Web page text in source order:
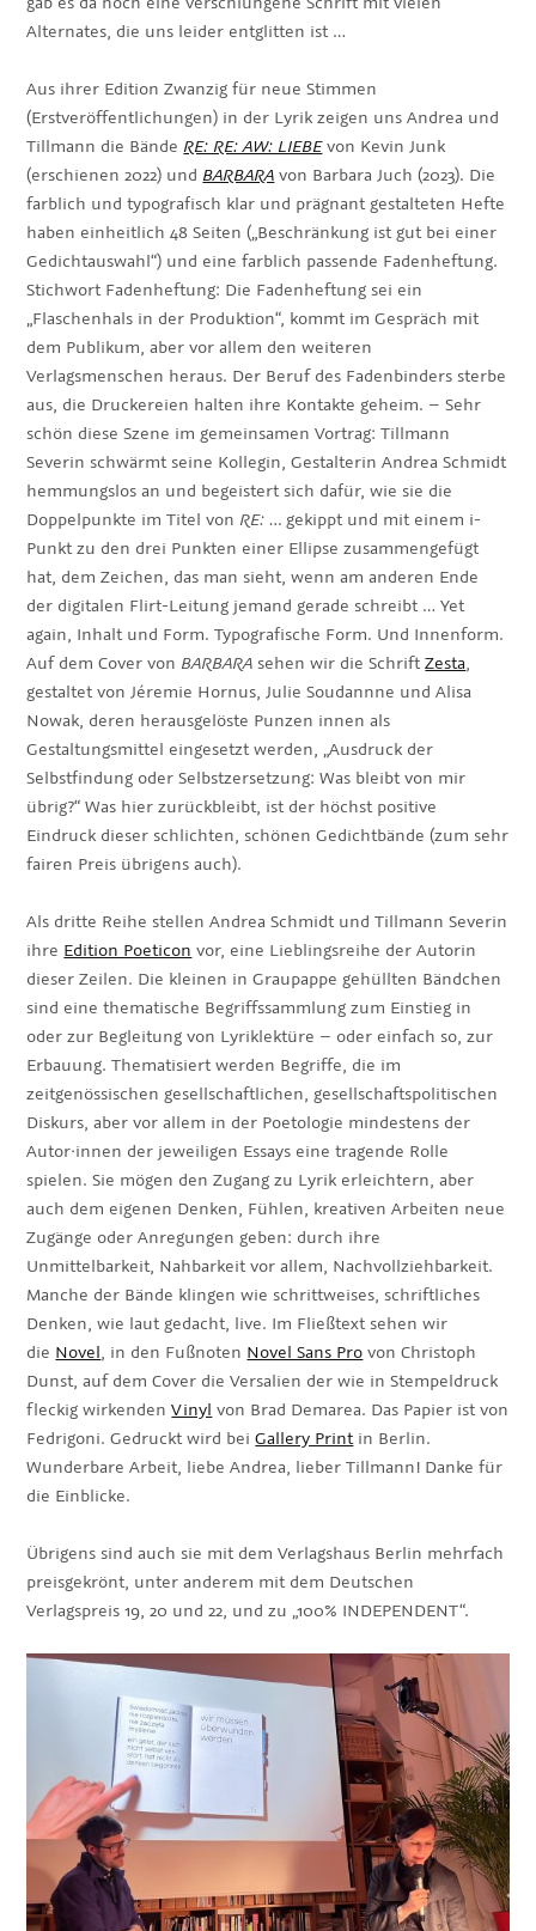
Alternates, die uns leider entglitten ist …
Aus ihrer Edition Zwanzig für neue Stimmen
(Erstveröffentlichungen) in der Lyrik zeigen uns Andrea und
Tillmann die Bände RE: RE: AW: LIEBEvon Kevin Junk
(erschienen 2022) und BARBARA von Barbara Juch (2023). Die
farblich und typografisch klar und prägnant gestalteten Hefte
haben einheitlich 48 Seiten („Beschränkung ist gut bei einer
Gedichtauswahl“) und eine farblich passende Fadenheftung.
Stichwort Fadenheftung: Die Fadenheftung sei ein
„Flaschenhals in der Produktion“, kommt im Gespräch mit
dem Publikum, aber vor allem den weiteren
Verlagsmenschen heraus. Der Beruf des Fadenbinders sterbe
aus, die Druckereien halten ihre Kontakte geheim. – Sehr
schön diese Szene im gemeinsamen Vortrag: Tillmann
Severin schwärmt seine Kollegin, Gestalterin Andrea Schmidt
hemmungslos an und begeistert sich dafür, wie sie die
Doppelpunkte im Titel von RE: … gekippt und mit einem i-
Punkt zu den drei Punkten einer Ellipse zusammengefügt
hat, dem Zeichen, das man sieht, wenn am anderen Ende
der digitalen Flirt-Leitung jemand gerade schreibt … Yet
again, Inhalt und Form. Typografische Form. Und Innenform.
Auf dem Cover von BARBARA sehen wir die SchriftZesta,
gestaltet von Jéremie Hornus, Julie Soudannne und Alisa
Nowak, deren herausgelöste Punzen innen als
Gestaltungsmittel eingesetzt werden, „Ausdruck der
Selbstfindung oder Selbstzersetzung: Was bleibt von mir
übrig?“ Was hier zurückbleibt, ist der höchst positive
Eindruck dieser schlichten, schönen Gedichtbände (zum sehr
fairen Preis übrigens auch).
Als dritte Reihe stellen Andrea Schmidt und Tillmann Severin
ihre Edition Poeticon vor, eine Lieblingsreihe der Autorin
dieser Zeilen. Die kleinen in Graupappe gehüllten Bändchen
sind eine thematische Begriffssammlung zum Einstieg in
oder zur Begleitung von Lyriklektüre – oder einfach so, zur
Erbauung. Thematisiert werden Begriffe, die im
zeitgenössischen gesellschaftlichen, gesellschaftspolitischen
Diskurs, aber vor allem in der Poetologie mindestens der
Autor·innen der jeweiligen Essays eine tragende Rolle
spielen. Sie mögen den Zugang zu Lyrik erleichtern, aber
auch dem eigenen Denken, Fühlen, kreativen Arbeiten neue
Zugänge oder Anregungen geben: durch ihre
Unmittelbarkeit, Nahbarkeit vor allem, Nachvollziehbarkeit.
Manche der Bände klingen wie schrittweises, schriftliches
Denken, wie laut gedacht, live. Im Fließtext sehen wir
die Novel, in den Fußnoten Novel Sans Pro von Christoph
Dunst, auf dem Cover die Versalien der wie in Stempeldruck
fleckig wirkendenVinyl von Brad Demarea. Das Papier ist von
Fedrigoni. Gedruckt wird beiGallery Printin Berlin.
Wunderbare Arbeit, liebe Andrea, lieber Tillmann! Danke für
die Einblicke.
Übrigens sind auch sie mit dem Verlagshaus Berlin mehrfach
preisgekrönt, unter anderem mit dem Deutschen
Verlagspreis 19, 20 und 22, und zu „100% INDEPENDENT“.